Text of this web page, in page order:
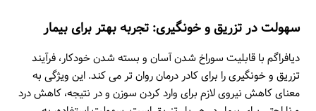
سهولت در تزریق و خونگیری: تجربه بهتر برای بیمار
دیافراگم با قابلیت سوراخ شدن آسان و بسته شدن خودکار، فرآیند
تزریق و خونگیری را برای کادر درمان روان تر می کند. این ویژگی به
معنای کاهش نیروی لازم برای وارد کردن سوزن و در نتیجه، کاهش درد